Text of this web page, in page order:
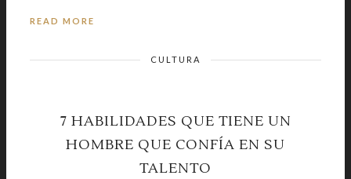
READ MORE
CULTURA
7 HABILIDADES QUE TIENE UN
HOMBRE QUE CONFÍA EN SU
TALENTO